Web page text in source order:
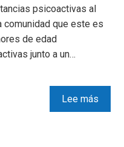
psicoactivas al
comunidad que este es
de edad
junto a un…
Lee más